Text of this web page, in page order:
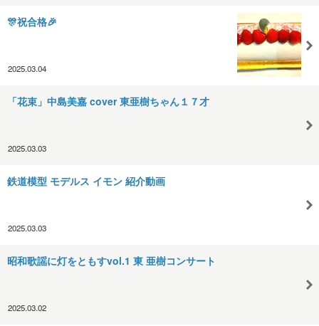
🎊祝合格🎉
2025.03.04
「花束」中島美嘉 cover 東亜樹ちゃん１７才
2025.03.03
鉄道模型 モデルス イモン 紹介動画
2025.03.03
昭和歌謡に灯をともすvol.1 東 亜樹コンサート
2025.03.02